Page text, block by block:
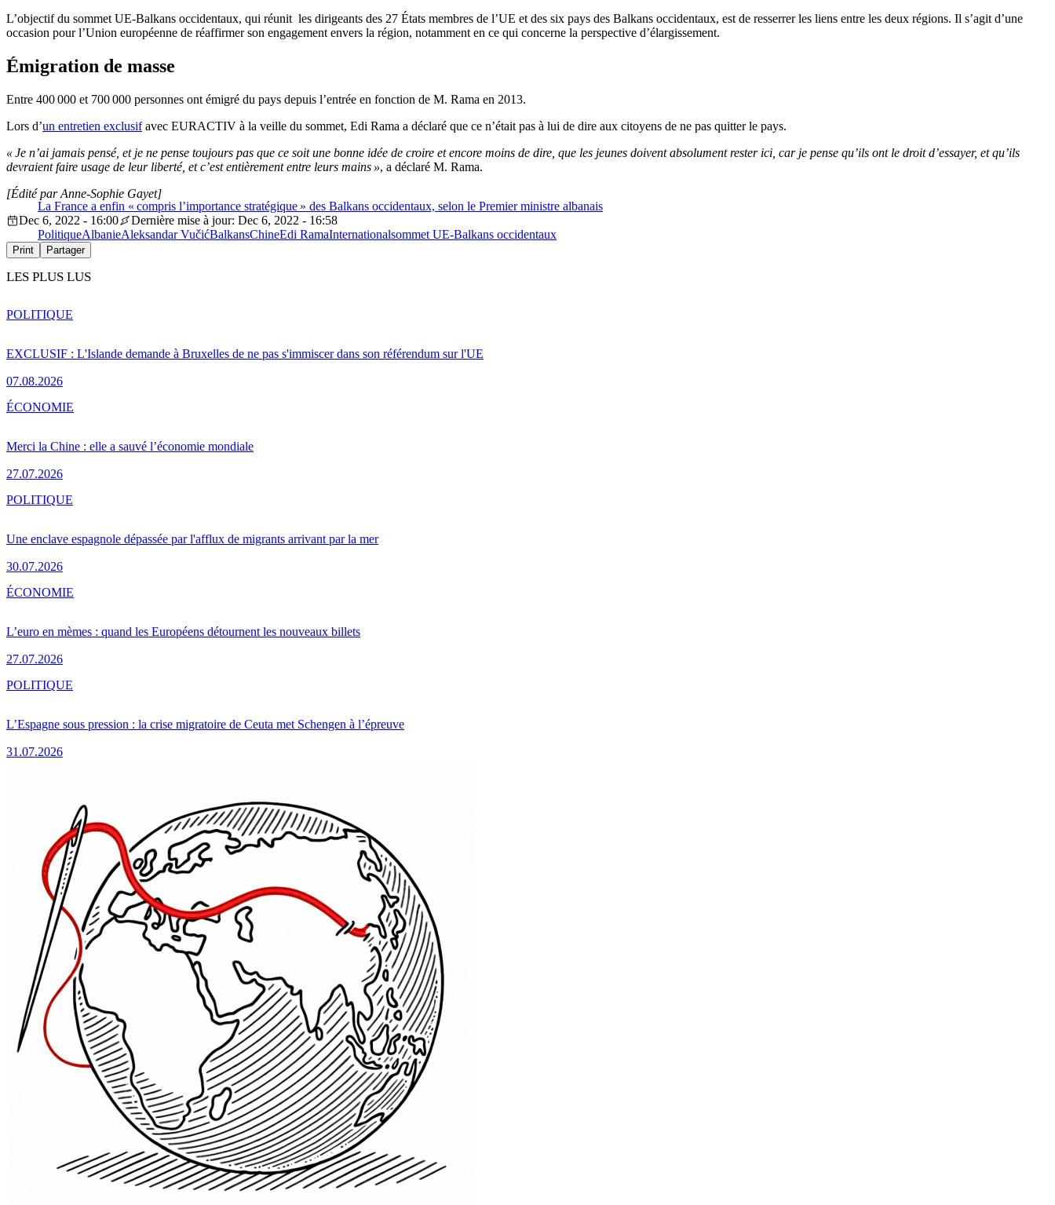
L’objectif du sommet UE-Balkans occidentaux, qui réunit les dirigeants des 27 États membres de l’UE et des six pays des Balkans occidentaux, est de resserrer les liens entre les deux régions. Il s’agit d’une
occasion pour l’Union européenne de réaffirmer son engagement envers la région, notamment en ce qui concerne la perspective d’élargissement.
Émigration de masse
Entre 400 000 et 700 000 personnes ont émigré du pays depuis l’entrée en fonction de M. Rama en 2013.
Lors d’un entretien exclusifavec EURACTIV à la veille du sommet, Edi Rama a déclaré que ce n’était pas à lui de dire aux citoyens de ne pas quitter le pays.
« Je n’ai jamais pensé, et je ne pense toujours pas que ce soit une bonne idée de croire et encore moins de dire, que les jeunes doivent absolument rester ici, car je pense qu’ils ont le droit d’essayer, et qu’ils
devraient faire usage de leur liberté, et c’est entièrement entre leurs mains », a déclaré M. Rama.
La France a enfin « compris l’importance stratégique » des Balkans occidentaux, selon le Premier ministre albanais
[Édité par Anne-Sophie Gayet]
Dec 6, 2022 - 16:00
Dernière mise à jour: Dec 6, 2022 - 16:58
PolitiqueAlbanieAleksandar VučićBalkansChineEdi RamaInternationalsommet UE-Balkans occidentaux
Print Partager
LES PLUS LUS
EXCLUSIF : L'Islande demande à Bruxelles de ne pas s'immiscer dans son référendum sur l'UE
07.08.2026
POLITIQUE
Merci la Chine : elle a sauvé l’économie mondiale
27.07.2026
ÉCONOMIE
Une enclave espagnole dépassée par l'afflux de migrants arrivant par la mer
30.07.2026
POLITIQUE
L’euro en mèmes : quand les Européens détournent les nouveaux billets
27.07.2026
ÉCONOMIE
L’Espagne sous pression : la crise migratoire de Ceuta met Schengen à l’épreuve
31.07.2026
POLITIQUE